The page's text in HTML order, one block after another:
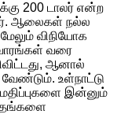
200 டாலர் என்ற
ஆலைகள் நல்ல
விநியோக
வரை
ஆனால்
உள்நாட்டு
இன்னும்